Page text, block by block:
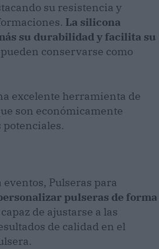
su resistencia y
La silicona
su durabilidad y facilita su
conservarse como
excelente herramienta de
son económicamente
Pulseras para
pulseras de forma
de ajustarse a las
de calidad en el